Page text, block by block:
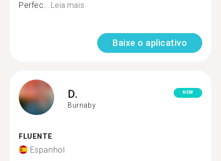
Perfec...Leia mais
Baixe o aplicativo
D.
Burnaby
NEW
FLUENTE
Espanhol